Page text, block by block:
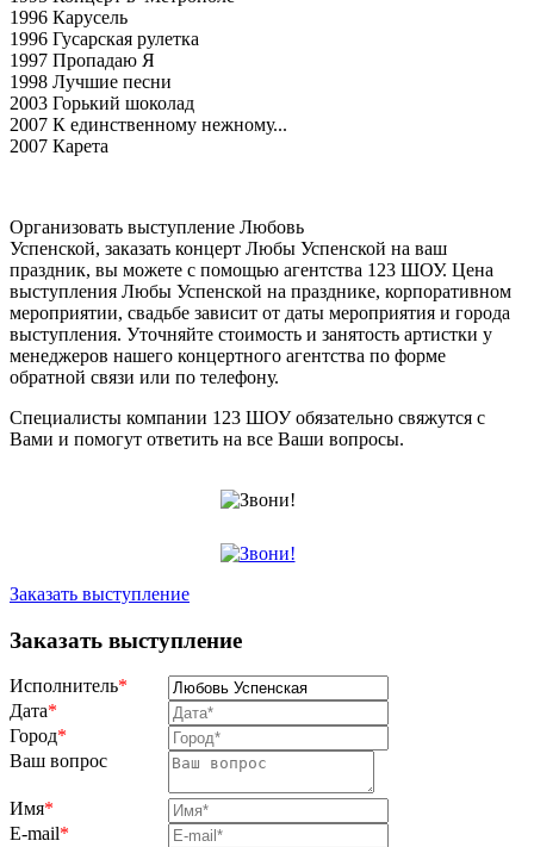
1996 Карусель
1996 Гусарская рулетка
1997 Пропадаю Я
1998 Лучшие песни
2003 Горький шоколад
2007 К единственному нежному...
2007 Карета
Организовать выступление Любовь
Успенской, заказать концерт Любы Успенской на ваш
праздник, вы можете с помощью агентства 123 ШОУ. Цена
выступления Любы Успенской на празднике, корпоративном
мероприятии, свадьбе зависит от даты мероприятия и города
выступления. Уточняйте стоимость и занятость артистки у
менеджеров нашего концертного агентства по форме
обратной связи или по телефону.
Специалисты компании 123 ШОУ обязательно свяжутся с
Вами и помогут ответить на все Ваши вопросы.
Заказать выступление
Заказать выступление
Исполнитель*
Дата*
Город*
Ваш вопрос
Имя*
E-mail*